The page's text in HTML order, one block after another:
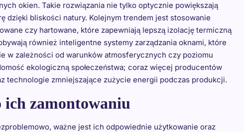
okien. Takie rozwiązania nie tylko optycznie powiększają
dzięki bliskości natury. Kolejnym trendem jest stosowanie
czy hartowane, które zapewniają lepszą izolację termiczną
również inteligentne systemy zarządzania oknami, które
w zależności od warunków atmosferycznych czy poziomu
ekologiczną społeczeństwa; coraz więcej producentów
technologie zmniejszające zużycie energii podczas produkcji.
ich zamontowaniu
ważne jest ich odpowiednie użytkowanie oraz